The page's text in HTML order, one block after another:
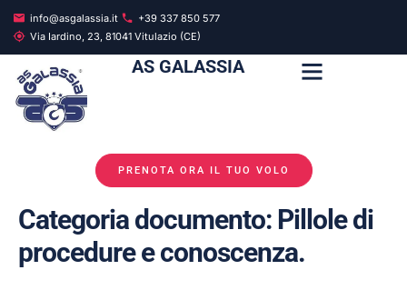
info@asgalassia.it
+39 337 850 577
Via Iardino, 23, 81041 Vitulazio (CE)
AS GALASSIA
PRENOTA ORA IL TUO VOLO
Categoria documento: Pillole di
procedure e conoscenza.